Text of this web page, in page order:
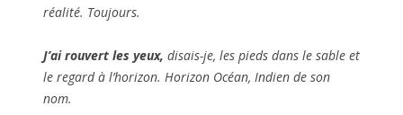
réalité. Toujours.
J’ai rouvert les yeux, disais-je, les pieds dans le sable et
le regard à l’horizon. Horizon Océan, Indien de son
nom.